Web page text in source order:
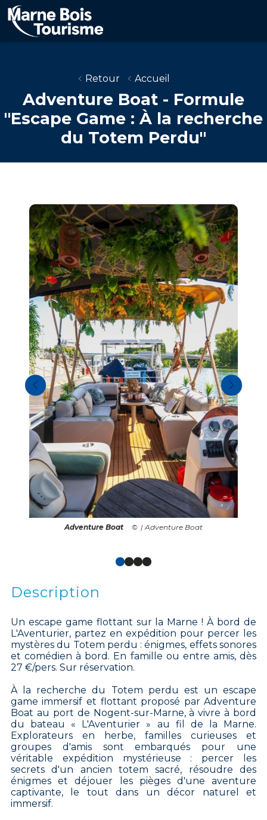
Aller
au
contenu
principal
Retour Accueil
Adventure Boat - Formule
"Escape Game : À la recherche
du Totem Perdu"
Adventure Boat | Adventure Boat
Description
Un escape game flottant sur la Marne ! À bord de
L'Aventurier, partez en expédition pour percer les
mystères du Totem perdu : énigmes, effets sonores
et comédien à bord. En famille ou entre amis, dès
27 €/pers. Sur réservation.
À la recherche du Totem perdu est un escape
game immersif et flottant proposé par Adventure
Boat au port de Nogent-sur-Marne, à vivre à bord
du bateau « L'Aventurier » au fil de la Marne.
Explorateurs en herbe, familles curieuses et
groupes d'amis sont embarqués pour une
véritable expédition mystérieuse : percer les
secrets d'un ancien totem sacré, résoudre des
énigmes et déjouer les pièges d'une aventure
captivante, le tout dans un décor naturel et
immersif.